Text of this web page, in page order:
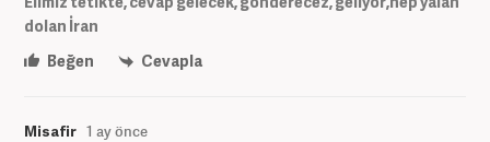
dolan İran
Beğen
Cevapla
Misafir 1 ay önce